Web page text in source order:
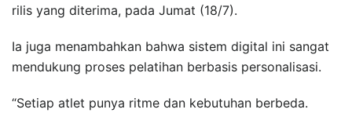
rilis yang diterima, pada Jumat (18/7).
Ia juga menambahkan bahwa sistem digital ini sangat
mendukung proses pelatihan berbasis personalisasi.
“Setiap atlet punya ritme dan kebutuhan berbeda.